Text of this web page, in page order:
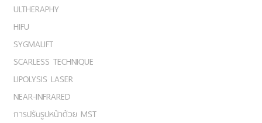
ULTHERAPHY
HIFU
SYGMALIFT
SCARLESS TECHNIQUE
LIPOLYSIS LASER
NEAR-INFRARED
การปรับรูปหน้าด้วย MST